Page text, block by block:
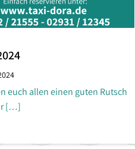
euch allen einen guten Rutsch
[…]